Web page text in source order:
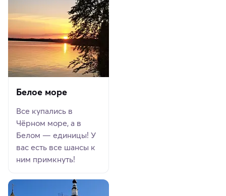
Белое море
Все купались в
Чёрном море, а в
Белом — единицы! У
вас есть все шансы к
ним примкнуть!